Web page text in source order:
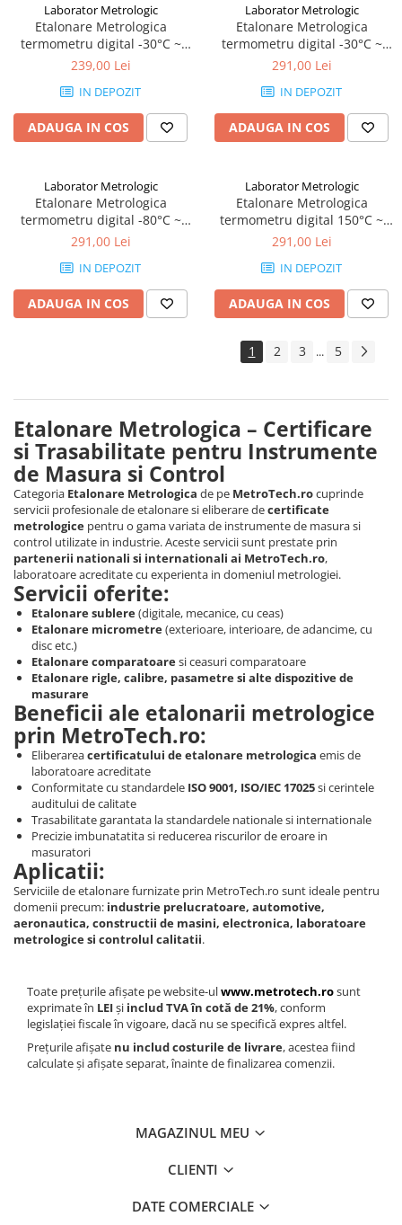
Laborator Metrologic
Etalonare Metrologica
termometru digital -30°C ~
150°C
239,00 Lei
IN DEPOZIT
ADAUGA IN COS
Laborator Metrologic
Etalonare Metrologica
termometru digital -30°C ~
150°C, cu sigla RENAR
291,00 Lei
IN DEPOZIT
ADAUGA IN COS
Laborator Metrologic
Etalonare Metrologica
termometru digital -80°C ~
30°C
291,00 Lei
IN DEPOZIT
ADAUGA IN COS
Laborator Metrologic
Etalonare Metrologica
termometru digital 150°C ~
550°C
291,00 Lei
IN DEPOZIT
ADAUGA IN COS
1 2 3 ... 5
Etalonare Metrologica – Certificare
si Trasabilitate pentru Instrumente
de Masura si Control
Categoria Etalonare Metrologica de pe MetroTech.rocuprinde
servicii profesionale de etalonare si eliberare decertificate
metrologice pentru o gama variata de instrumente de masura si
control utilizate in industrie. Aceste servicii sunt prestate prin
partenerii nationali si internationali ai MetroTech.ro,
laboratoare acreditate cu experienta in domeniul metrologiei.
Servicii oferite:
Etalonare sublere(digitale, mecanice, cu ceas)
Etalonare micrometre(exterioare, interioare, de adancime, cu
disc etc.)
Etalonare comparatoaresi ceasuri comparatoare
Etalonare rigle, calibre, pasametre si alte dispozitive de
masurare
Beneficii ale etalonarii metrologice
prin MetroTech.ro:
Eliberareacertificatului de etalonare metrologica emis de
laboratoare acreditate
Conformitate cu standardele ISO 9001, ISO/IEC 17025si cerintele
auditului de calitate
Trasabilitate garantata la standardele nationale si internationale
Precizie imbunatatita si reducerea riscurilor de eroare in
masuratori
Aplicatii:
Serviciile de etalonare furnizate prin MetroTech.ro sunt ideale pentru
domenii precum: industrie prelucratoare, automotive,
aeronautica, constructii de masini, electronica, laboratoare
metrologice si controlul calitatii.
Toate prețurile afișate pe website-ulwww.metrotech.rosunt
exprimate în LEIși includ TVA în cotă de 21%, conform
legislației fiscale în vigoare, dacă nu se specifică expres altfel.
Prețurile afișate nu includ costurile de livrare, acestea fiind
calculate și afișate separat, înainte de finalizarea comenzii.
MAGAZINUL MEU
CLIENTI
DATE COMERCIALE